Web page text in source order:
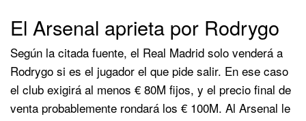
El Arsenal aprieta por Rodrygo
Según la citada fuente, el Real Madrid solo venderá a
Rodrygo si es el jugador el que pide salir. En ese caso
el club exigirá al menos € 80M fijos, y el precio final de
venta probablemente rondará los € 100M. Al Arsenal le